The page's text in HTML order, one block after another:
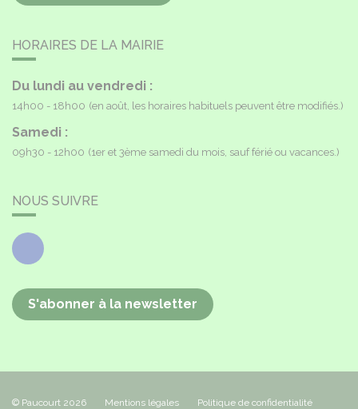
HORAIRES DE LA MAIRIE
Du lundi au vendredi :
14h00 - 18h00 (en août, les horaires habituels peuvent être modifiés.)
Samedi :
09h30 - 12h00 (1er et 3ème samedi du mois, sauf férié ou vacances.)
NOUS SUIVRE
Facebook
S'abonner à la newsletter
© Paucourt 2026 Mentions légales Politique de confidentialité